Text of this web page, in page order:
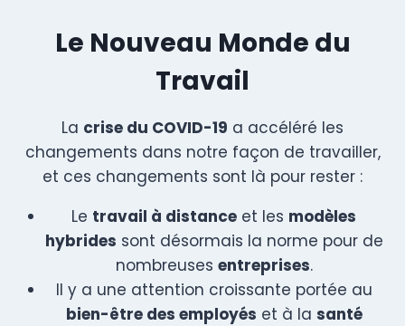
Le Nouveau Monde du
Travail
La crise du COVID-19 a accéléré les
changements dans notre façon de travailler,
et ces changements sont là pour rester :
Le travail à distance et les modèles
hybrides sont désormais la norme pour de
nombreuses entreprises.
Il y a une attention croissante portée au
bien-être des employés et à la santé